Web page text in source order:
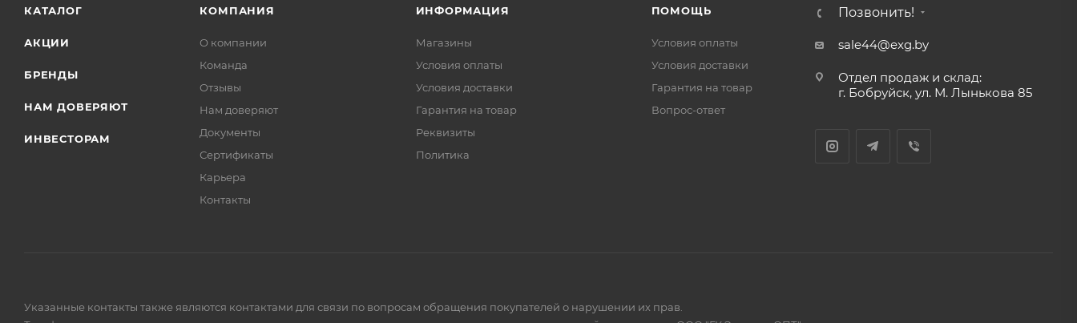
КАТАЛОГ
АКЦИИ
БРЕНДЫ
НАМ ДОВЕРЯЮТ
ИНВЕСТОРАМ
КОМПАНИЯ
О компании
Команда
Отзывы
Нам доверяют
Документы
Сертификаты
Карьера
Контакты
ИНФОРМАЦИЯ
Магазины
Условия оплаты
Условия доставки
Гарантия на товар
Реквизиты
Политика
ПОМОЩЬ
Условия оплаты
Условия доставки
Гарантия на товар
Вопрос-ответ
Позвонить!
sale44@exg.by
Отдел продаж и склад:
г. Бобруйск, ул. М. Лынькова 85
Указанные контакты также являются контактами для связи по вопросам обращения покупателей о нарушении их прав.